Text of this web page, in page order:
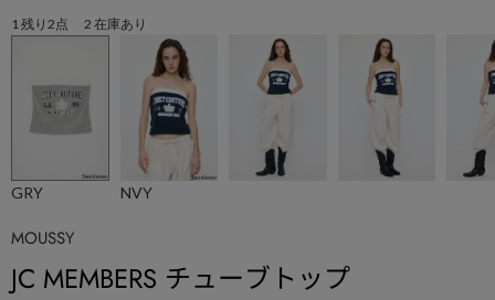
1 残り2点 2 在庫あり
GRY NVY
MOUSSY
JC MEMBERS チューブトップ